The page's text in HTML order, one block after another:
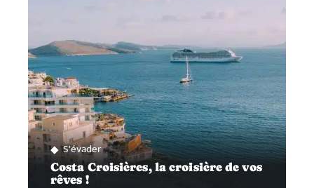
S'évader
Costa Croisières, la croisière de vos
rêves !